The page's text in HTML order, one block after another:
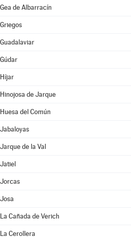
Gea de Albarracín
Griegos
Guadalaviar
Gúdar
Híjar
Hinojosa de Jarque
Huesa del Común
Jabaloyas
Jarque de la Val
Jatiel
Jorcas
Josa
La Cañada de Verich
La Cerollera